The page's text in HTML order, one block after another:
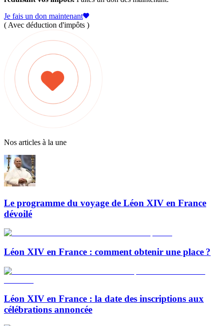
Je fais un don maintenant
( Avec déduction d'impôts )
Nos articles à la une
Le programme du voyage de Léon XIV en France
dévoilé
Léon XIV en France : comment obtenir une place ?
Léon XIV en France : la date des inscriptions aux
célébrations annoncée